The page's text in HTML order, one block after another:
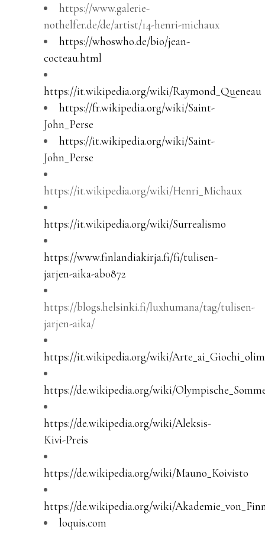
https://www.galerie-
nothelfer.de/de/artist/14-henri-michaux
https://whoswho.de/bio/jean-
cocteau.html
https://it.wikipedia.org/wiki/Raymond_Queneau
https://fr.wikipedia.org/wiki/Saint-
John_Perse
https://it.wikipedia.org/wiki/Saint-
John_Perse
https://it.wikipedia.org/wiki/Henri_Michaux
https://it.wikipedia.org/wiki/Surrealismo
https://www.finlandiakirja.fi/fi/tulisen-
jarjen-aika-ab0872
https://blogs.helsinki.fi/luxhumana/tag/tulisen-
jarjen-aika/
https://it.wikipedia.org/wiki/
https://de.wikipedia.org/wiki/
https://de.wikipedia.org/wiki/Aleksis-
Kivi-Preis
https://de.wikipedia.org/wiki/Mauno_Koivisto
https://de.wikipedia.org/wiki/
loquis.com